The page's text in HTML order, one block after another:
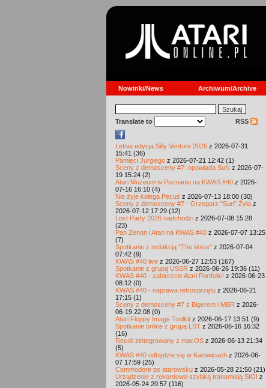
Nowinki/News Archiwum/Archive
Translate to RSS
Letnia edycja Silly Venture 2026 z 2026-07-31
15:41 (36)
Pamięci Jurgiego z 2026-07-21 12:42 (1)
Sceny z demosceny #7: opowiada SuN z 2026-07-
19 15:24 (2)
Atari Muzeum w Poznaniu na KWAS #40 z 2026-
07-16 16:10 (4)
Nie żyje kolega Pecuś z 2026-07-13 18:00 (30)
Sceny z demosceny #7 - Grzegorz "Sun" Żyła z
2026-07-12 17:29 (12)
Lost Party 2026 nadchodzi z 2026-07-08 15:28
(23)
Pan Zenon i Atari na KWAS #40 z 2026-07-07 13:25
(7)
Spotkanie z redakcją "The Voice" z 2026-07-04
07:42 (9)
KWAS #40 live z 2026-06-27 12:53 (167)
Spotkanie z grupą USSR z 2026-06-26 19:36 (11)
KWAS #40 - zabierzcie Atari Portfolio! z 2026-06-23
08:12 (0)
KWAS #40 - naprawa retrosprzętu z 2026-06-21
17:15 (1)
Sceny z demosceny #7 z Bigerem i MBR z 2026-
06-19 22:08 (0)
Atari Floppy Image Toolkit z 2026-06-17 13:51 (9)
Spotkanie online z grupą LST z 2026-06-16 16:32
(16)
Recoil zintegrowany z macOS z 2026-06-13 21:34
(5)
KWAS #40 odbędzie się w Katowicach z 2026-06-
07 17:59 (25)
Commodore po atarowsku z 2026-05-28 21:50 (21)
Urządzenie z rekordowo szybką transmisją SIO! z
2026-05-24 20:57 (116)